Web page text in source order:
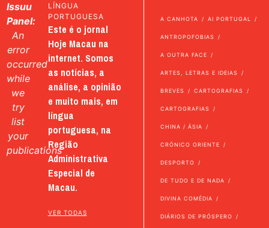
Issuu
Panel:
An
error
occurred
while
we
try
list
your
publications
LÍNGUA
PORTUGUESA
Este é o jornal
Hoje Macau na
internet. Somos
as notícias, a
análise, a opinião
e muito mais, em
língua
portuguesa, na
Região
Administrativa
Especial de
Macau.
VER TODAS
A CANHOTA AI PORTUGAL
ANTROPOFOBIAS
A OUTRA FACE
ARTES, LETRAS E IDEIAS
BREVES CARTOGRAFIAS
CARTOGRAFIAS
CHINA / ÁSIA
CRÓNICO ORIENTE
DESPORTO
DE TUDO E DE NADA
DIVINA COMÉDIA
DIÁRIOS DE PRÓSPERO